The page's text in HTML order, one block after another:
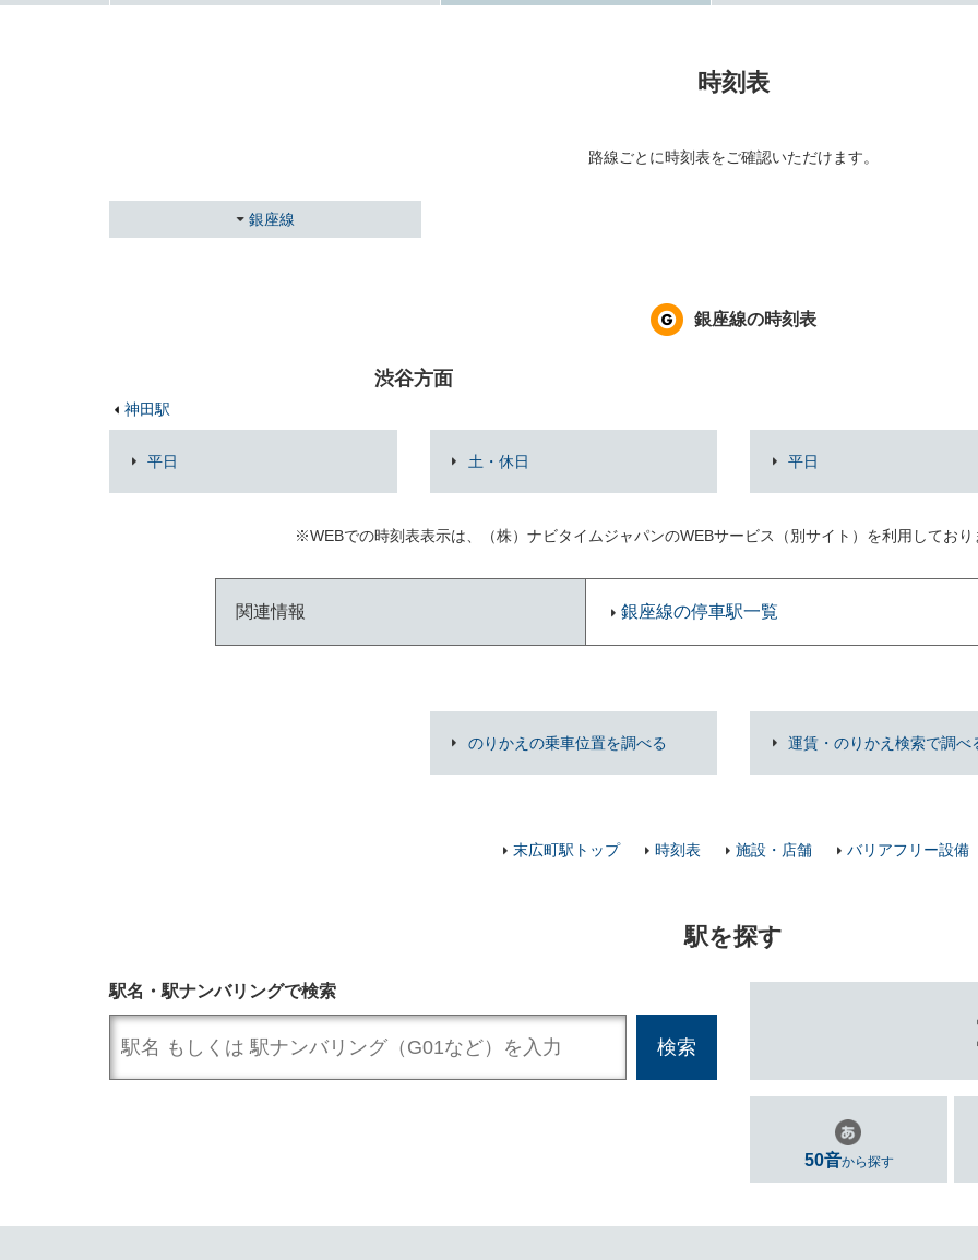
時刻表
路線ごとに時刻表をご確認いただけます。
銀座線
銀座線の時刻表
渋谷方面
神田駅
平日 土・休日 平日
※WEBでの時刻表表示は、（株）ナビタイムジャパンのWEBサービス（別サイト）を利用しており
関連情報 銀座線の停車駅一覧
のりかえの乗車位置を調べる 運賃・のりかえ検索で調べ
末広町駅トップ 時刻表 施設・店舗 バリアフリー設備
駅を探す
駅名・駅ナンバリングで検索
50音から探す